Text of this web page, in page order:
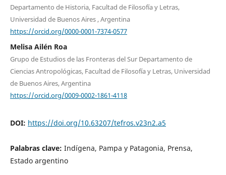
Departamento de Historia, Facultad de Filosofía y Letras,
Universidad de Buenos Aires , Argentina
https://orcid.org/0000-0001-7374-0577
Melisa Ailén Roa
Grupo de Estudios de las Fronteras del Sur Departamento de
Ciencias Antropológicas, Facultad de Filosofía y Letras, Universidad
de Buenos Aires, Argentina
https://orcid.org/0009-0002-1861-4118
DOI: https://doi.org/10.63207/tefros.v23n2.a5
Palabras clave: Indígena, Pampa y Patagonia, Prensa,
Estado argentino